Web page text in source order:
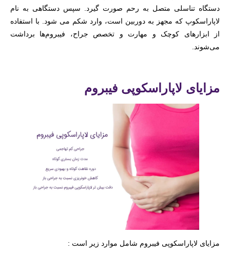
دستگاه تناسلی متصل به رحم صورت گیرد. سپس دستگاهی به نام
لاپاراسکوپ که مجهز به دوربین است، وارد شکم می شود. با استفاده
از ابزارهای کوچک و مهارت و تخصص جراح، فیبروم‌ها برداشت
می‌شوند.
مزایای لاپاراسکوپی فیبروم
مزایای لاپاراسکوپی فیبروم شامل موارد زیر است :